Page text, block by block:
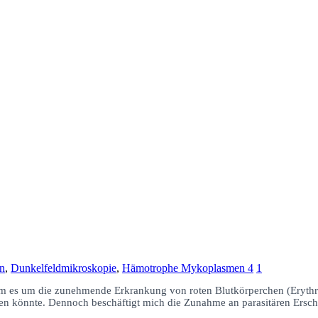
, Dunkelfeldmikroskopie, Hämotrophe Mykoplasmen 4 1
es um die zunehmende Erkrankung von roten Blutkörperchen
könnte. Dennoch beschäftigt mich die Zunahme an parasitären